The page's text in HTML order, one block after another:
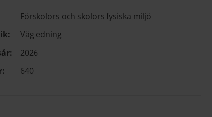
Förskolors och skolors fysiska miljö
Vägledning
2026
640